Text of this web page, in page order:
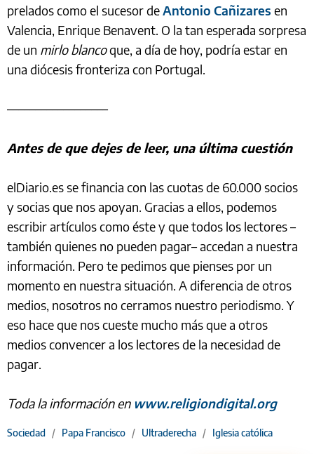
prelados como el sucesor deAntonio Cañizares en
Valencia, Enrique Benavent. O la tan esperada sorpresa
de un mirlo blancoque, a día de hoy, podría estar en
una diócesis fronteriza con Portugal.
––––––––––––––––––
Antes de que dejes de leer, una última cuestión
elDiario.es se financia con las cuotas de 60.000 socios
y socias que nos apoyan. Gracias a ellos, podemos
escribir artículos como éste y que todos los lectores –
también quienes no pueden pagar– accedan a nuestra
información. Pero te pedimos que pienses por un
momento en nuestra situación. A diferencia de otros
medios, nosotros no cerramos nuestro periodismo. Y
eso hace que nos cueste mucho más que a otros
medios convencer a los lectores de la necesidad de
pagar.
Toda la información en www.religiondigital.org
Sociedad / Papa Francisco / Ultraderecha / Iglesia católica